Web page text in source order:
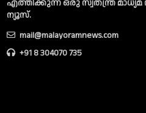
എത്തിക്കുന്ന ഒരു സ്വതന്ത്ര
ന്യൂസ്‌.
mail@malayoramnews.com
+91 8 304070 735